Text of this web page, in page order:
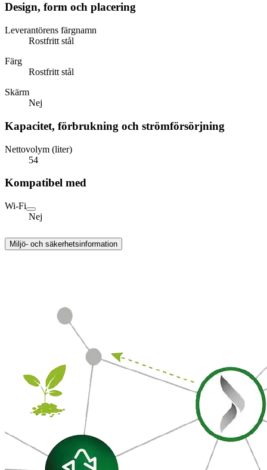
Design, form och placering
Leverantörens färgnamn
Rostfritt stål
Färg
Rostfritt stål
Skärm
Nej
Kapacitet, förbrukning och strömförsörjning
Nettovolym (liter)
54
Kompatibel med
Wi-Fi
Nej
Miljö- och säkerhetsinformation